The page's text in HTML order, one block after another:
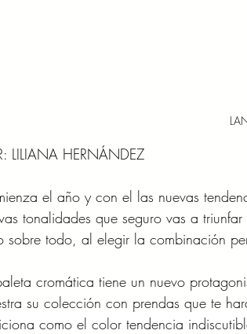
LILIANA HERNÁNDEZ
el año y con el las nuevas
tonalidades que seguro vas a
sobre todo, al elegir la combinación
cromática tiene un nuevo
su colección con prendas que te
como el color tendencia